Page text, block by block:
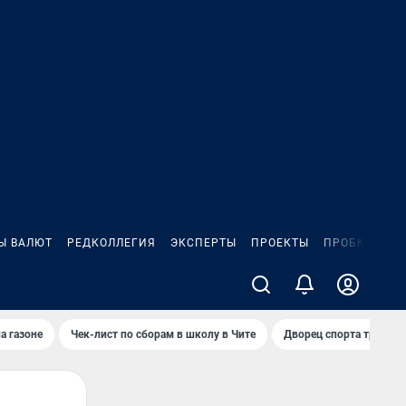
ВАЛЮТ РЕДКОЛЛЕГИЯ ЭКСПЕРТЫ ПРОЕКТЫ ПРОБКИ
газоне Чек-лист по сборам в школу в Чите Дворец спорта